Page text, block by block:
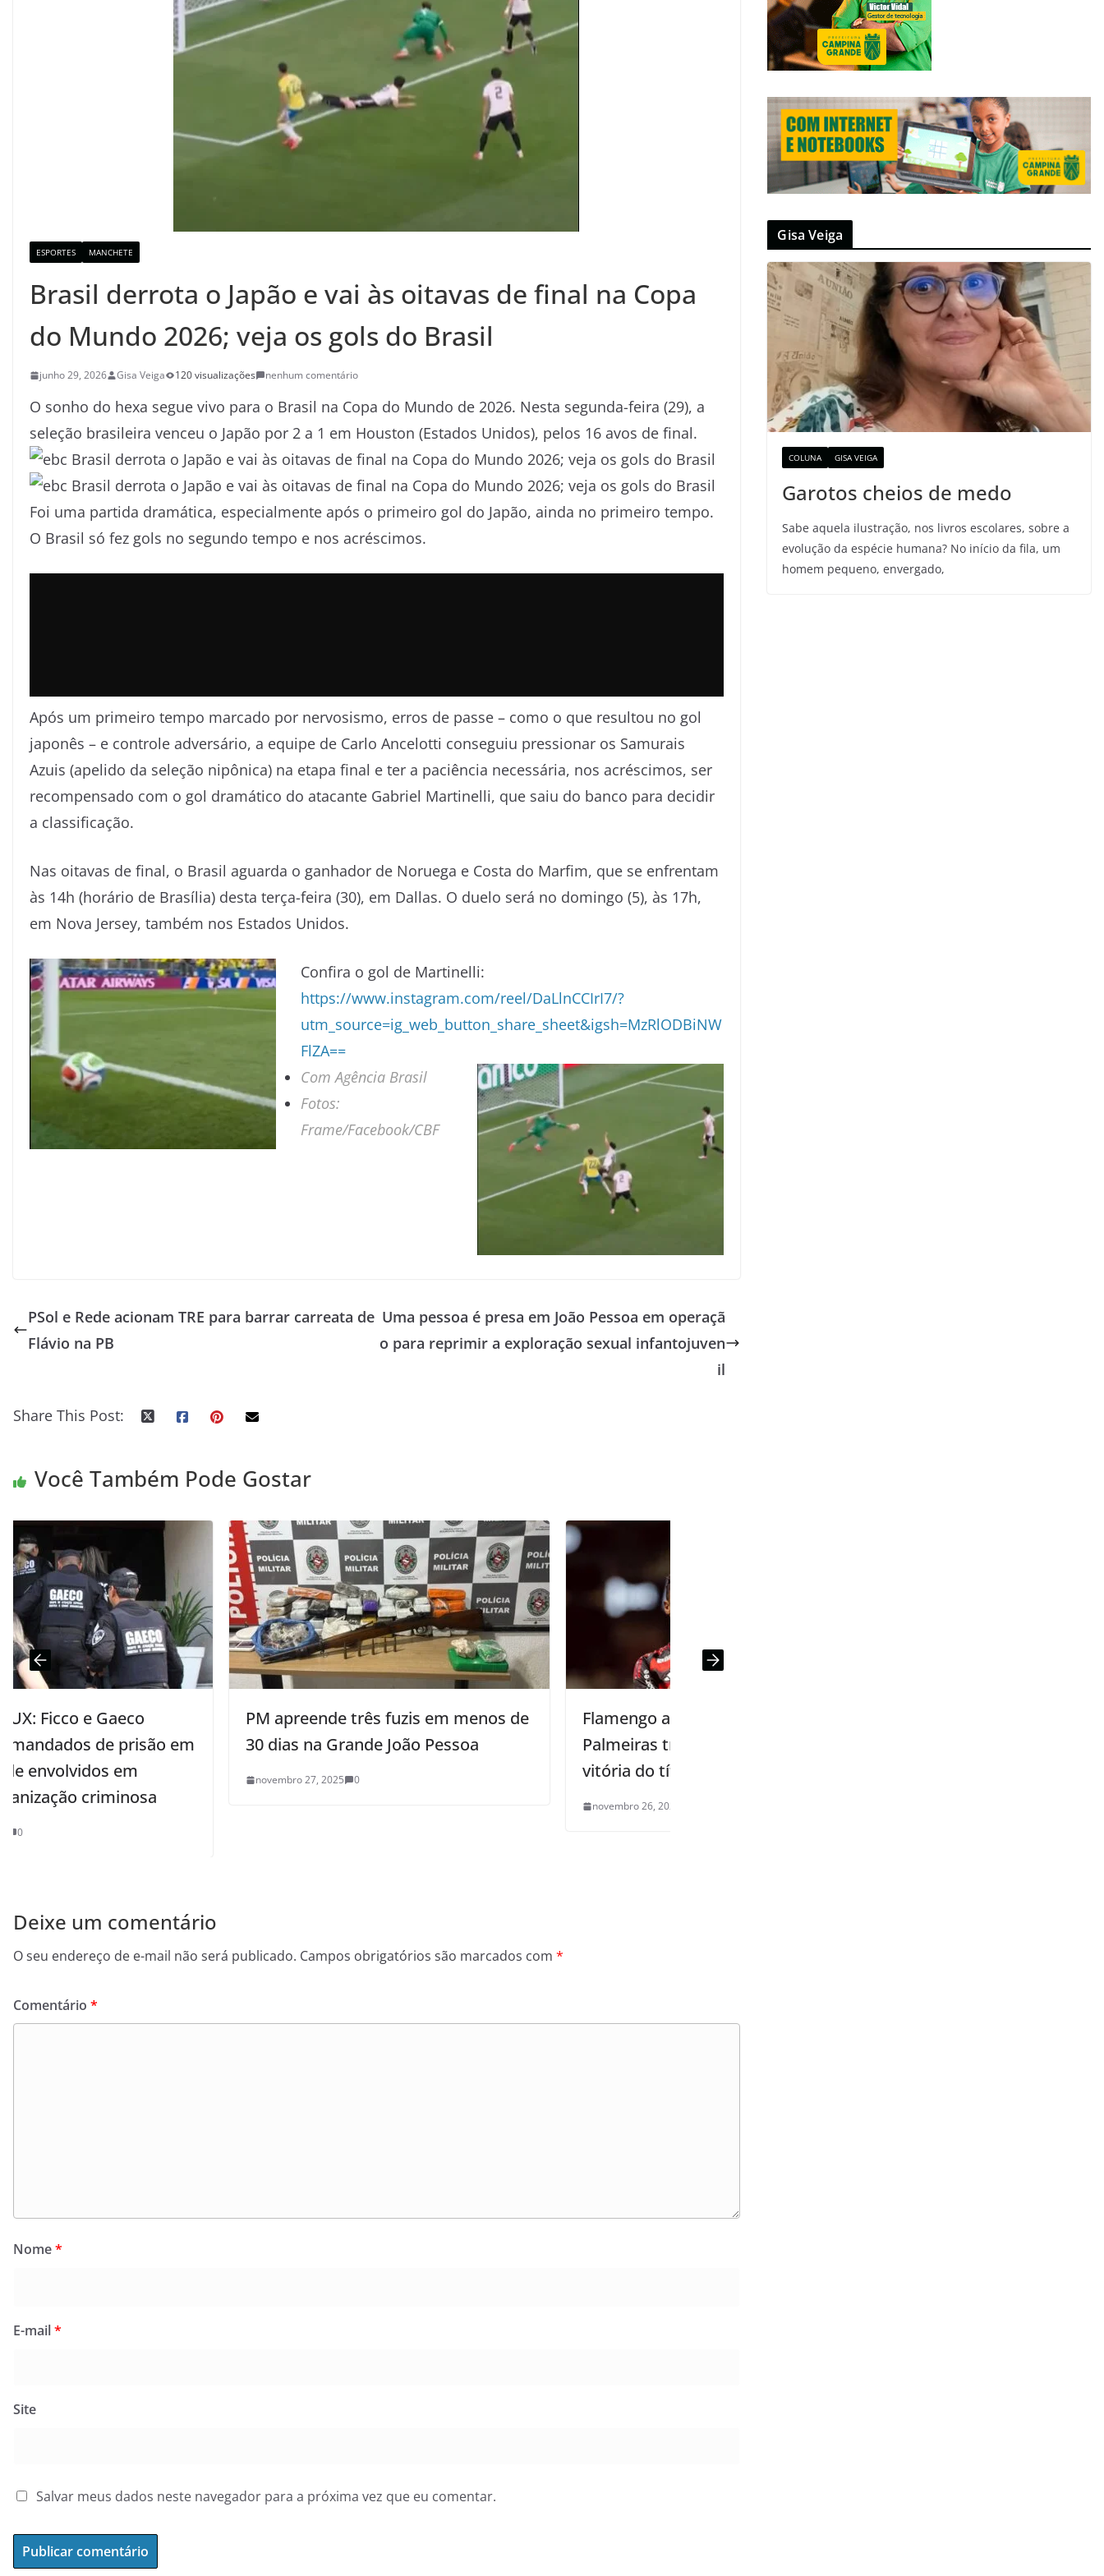
ESPORTES MANCHETE
Brasil derrota o Japão e vai às oitavas de final na Copa
do Mundo 2026; veja os gols do Brasil
junho 29, 2026 Gisa Veiga 120 visualizações nenhum comentário
O sonho do hexa segue vivo para o Brasil na Copa do Mundo de 2026. Nesta segunda-feira (29), a
seleção brasileira venceu o Japão por 2 a 1 em Houston (Estados Unidos), pelos 16 avos de final.
Foi uma partida dramática, especialmente após o primeiro gol do Japão, ainda no primeiro tempo.
O Brasil só fez gols no segundo tempo e nos acréscimos.
Após um primeiro tempo marcado por nervosismo, erros de passe – como o que resultou no gol
japonês – e controle adversário, a equipe de Carlo Ancelotti conseguiu pressionar os Samurais
Azuis (apelido da seleção nipônica) na etapa final e ter a paciência necessária, nos acréscimos, ser
recompensado com o gol dramático do atacante Gabriel Martinelli, que saiu do banco para decidir
a classificação.
Nas oitavas de final, o Brasil aguarda o ganhador de Noruega e Costa do Marfim, que se enfrentam
às 14h (horário de Brasília) desta terça-feira (30), em Dallas. O duelo será no domingo (5), às 17h,
em Nova Jersey, também nos Estados Unidos.
Confira o gol de Martinelli:
https://www.instagram.com/reel/DaLlnCCIrI7/?
utm_source=ig_web_button_share_sheet&igsh=MzRlODBiNW
FlZA==
Com Agência Brasil
Fotos:
Frame/Facebook/CBF
PSol e Rede acionam TRE para barrar carreata de
Flávio na PB
Uma pessoa é presa em João Pessoa em operaçã
o para reprimir a exploração sexual infantojuven
il
Share This Post:
Você Também Pode Gostar
PM apreende três fuzis em menos de
30 dias na Grande João Pessoa
novembro 27, 2025
Flamengo arranca empate no fim, vê
Palmeiras tropeçar e fica a uma
vitória do título brasileiro
Deixe um comentário
O seu endereço de e-mail não será publicado. Campos obrigatórios são marcados com *
Comentário *
Nome*
E-mail*
Site
Salvar meus dados neste navegador para a próxima vez que eu comentar.
Gisa Veiga
COLUNA GISA VEIGA
Garotos cheios de medo
Sabe aquela ilustração, nos livros escolares, sobre a
evolução da espécie humana? No início da fila, um
homem pequeno, envergado,